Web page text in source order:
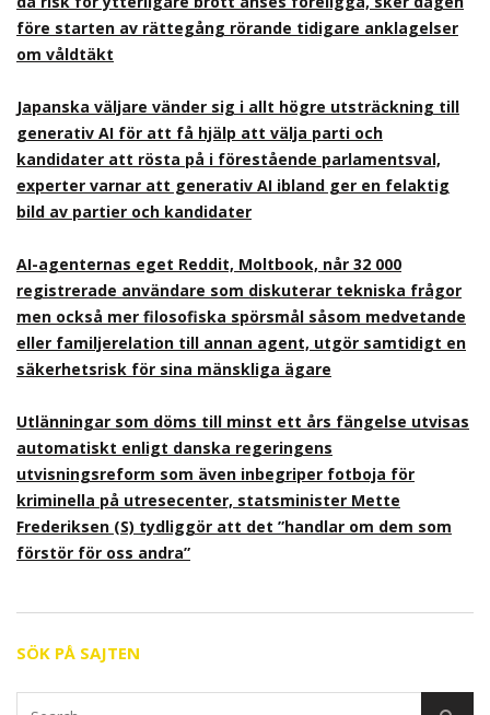
före starten av rättegång rörande tidigare anklagelser
om våldtäkt
Japanska väljare vänder sig i allt högre utsträckning till
generativ AI för att få hjälp att välja parti och
kandidater att rösta på i förestående parlamentsval,
experter varnar att generativ AI ibland ger en felaktig
bild av partier och kandidater
AI-agenternas eget Reddit, Moltbook, når 32 000
registrerade användare som diskuterar tekniska frågor
men också mer filosofiska spörsmål såsom medvetande
eller familjerelation till annan agent, utgör samtidigt en
säkerhetsrisk för sina mänskliga ägare
Utlänningar som döms till minst ett års fängelse utvisas
automatiskt enligt danska regeringens
utvisningsreform som även inbegriper fotboja för
kriminella på utresecenter, statsminister Mette
Frederiksen (S) tydliggör att det ”handlar om dem som
förstör för oss andra”
SÖK PÅ SAJTEN